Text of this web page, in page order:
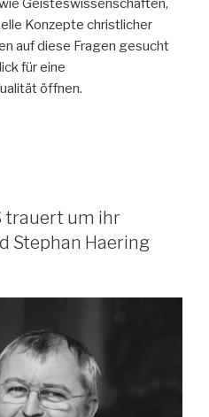
Geisteswissenschaften,
Konzepte christlicher
auf diese Fragen gesucht
für eine
öffnen.
trauert um ihr
Stephan Haering